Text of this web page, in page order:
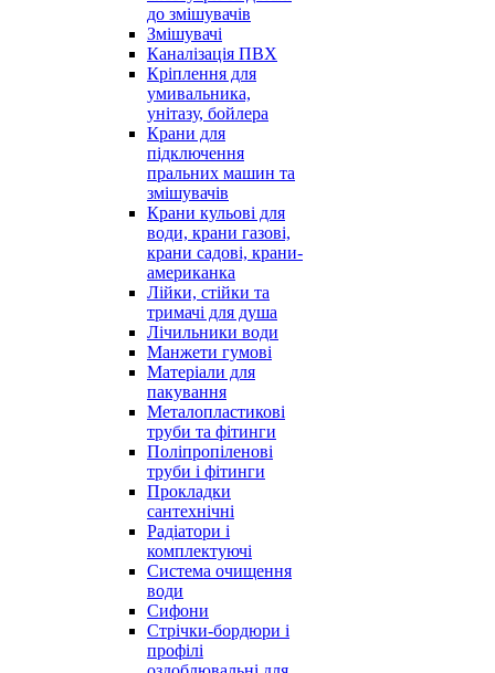
до змішувачів
Змішувачі
Каналізація ПВХ
Кріплення для
умивальника,
унітазу, бойлера
Крани для
підключення
пральних машин та
змішувачів
Крани кульові для
води, крани газові,
крани садові, крани-
американка
Лійки, стійки та
тримачі для душа
Лічильники води
Манжети гумові
Матеріали для
пакування
Металопластикові
труби та фітинги
Поліпропіленові
труби і фітинги
Прокладки
сантехнічні
Радіатори і
комплектуючі
Система очищення
води
Сифони
Стрічки-бордюри і
профілі